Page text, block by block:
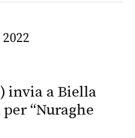
invia a Biella
“Nuraghe